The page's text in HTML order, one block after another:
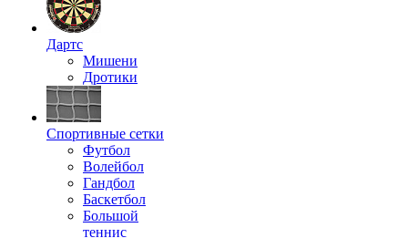
Дартс
Мишени
Дротики
Спортивные сетки
Футбол
Волейбол
Гандбол
Баскетбол
Большой
теннис